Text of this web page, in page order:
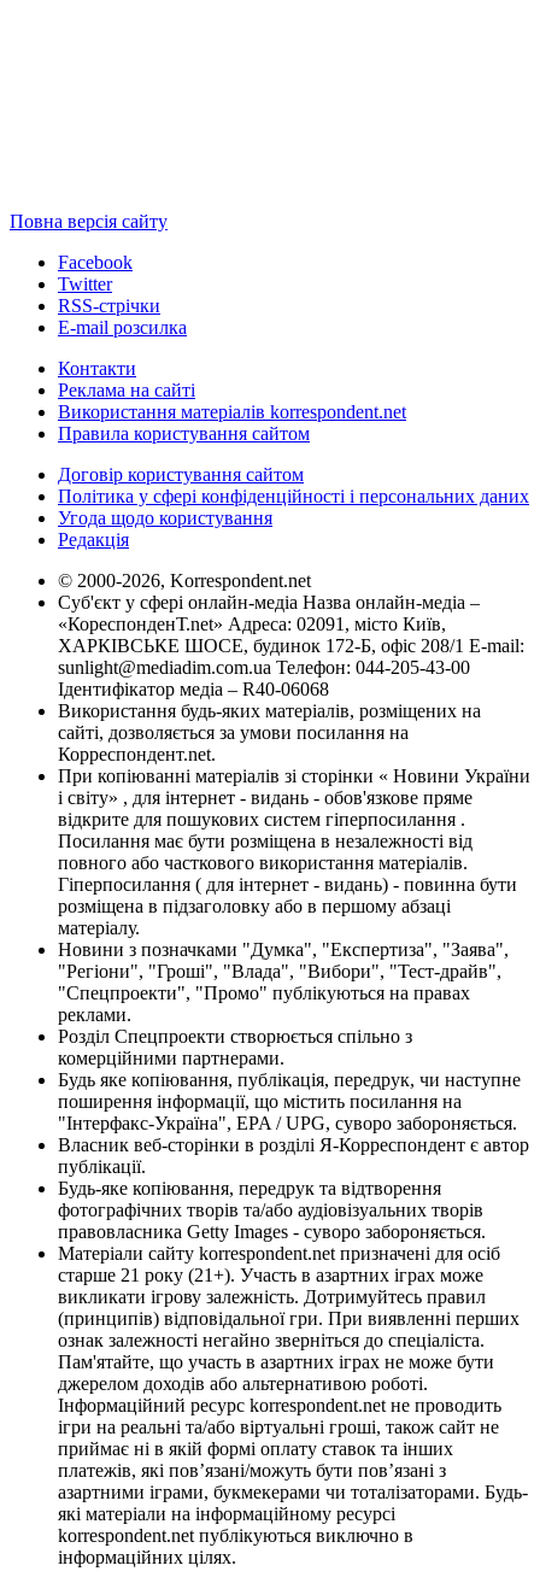
Повна версія сайту
Facebook
Twitter
RSS-стрічки
E-mail розсилка
Контакти
Реклама на сайті
Використання матеріалів korrespondent.net
Правила користування сайтом
Договір користування сайтом
Політика у сфері конфіденційності і персональних даних
Угода щодо користування
Редакція
© 2000-2026, Korrespondent.net
Суб'єкт у сфері онлайн-медіа Назва онлайн-медіа –
«КореспонденТ.net» Адреса: 02091, місто Київ,
ХАРКІВСЬКЕ ШОСЕ, будинок 172-Б, офіс 208/1 E-mail:
sunlight@mediadim.com.ua Телефон: 044-205-43-00
Ідентифікатор медіа – R40-06068
Використання будь-яких матеріалів, розміщених на
сайті, дозволяється за умови посилання на
Корреспондент.net.
При копіюванні матеріалів зі сторінки « Новини України
і світу» , для інтернет - видань - обов'язкове пряме
відкрите для пошукових систем гіперпосилання .
Посилання має бути розміщена в незалежності від
повного або часткового використання матеріалів.
Гіперпосилання ( для інтернет - видань) - повинна бути
розміщена в підзаголовку або в першому абзаці
матеріалу.
Новини з позначками "Думка", "Експертиза", "Заява",
"Регіони", "Гроші", "Влада", "Вибори", "Тест-драйв",
"Спецпроекти", "Промо" публікуються на правах
реклами.
Розділ Спецпроекти створюється спільно з
комерційними партнерами.
Будь яке копіювання, публікація, передрук, чи наступне
поширення інформації, що містить посилання на
"Інтерфакс-Україна", EPA / UPG, суворо забороняється.
Власник веб-сторінки в розділі Я-Корреспондент є автор
публікації.
Будь-яке копіювання, передрук та відтворення
фотографічних творів та/або аудіовізуальних творів
правовласника Getty Images - суворо забороняється.
Матеріали сайту korrespondent.net призначені для осіб
старше 21 року (21+). Участь в азартних іграх може
викликати ігрову залежність. Дотримуйтесь правил
(принципів) відповідальної гри. При виявленні перших
ознак залежності негайно зверніться до спеціаліста.
Пам'ятайте, що участь в азартних іграх не може бути
джерелом доходів або альтернативою роботі.
Інформаційний ресурс korrespondent.net не проводить
ігри на реальні та/або віртуальні гроші, також сайт не
приймає ні в якій формі оплату ставок та інших
платежів, які пов’язані/можуть бути пов’язані з
азартними іграми, букмекерами чи тоталізаторами. Будь-
які матеріали на інформаційному ресурсі
korrespondent.net публікуються виключно в
інформаційних цілях.